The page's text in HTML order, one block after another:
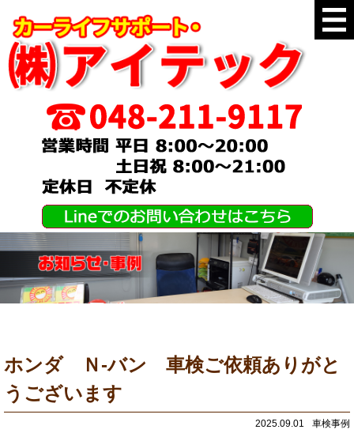
ホンダ Ｎ-バン 車検ご依頼ありがと
うございます
2025.09.01 車検事例